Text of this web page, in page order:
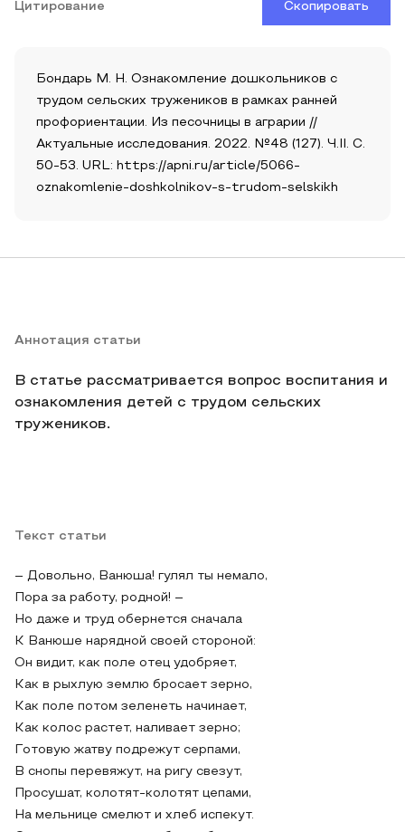
Цитирование Скопировать
Бондарь М. Н. Ознакомление дошкольников с
трудом сельских тружеников в рамках ранней
профориентации. Из песочницы в аграрии //
Актуальные исследования. 2022. №48 (127). Ч.II. С.
50-53. URL: https://apni.ru/article/5066-
oznakomlenie-doshkolnikov-s-trudom-selskikh
Аннотация статьи
В статье рассматривается вопрос воспитания и
ознакомления детей с трудом сельских
тружеников.
Текст статьи
– Довольно, Ванюша! гулял ты немало,
Пора за работу, родной! –
Но даже и труд обернется сначала
К Ванюше нарядной своей стороной:
Он видит, как поле отец удобряет,
Как в рыхлую землю бросает зерно,
Как поле потом зеленеть начинает,
Как колос растет, наливает зерно;
Готовую жатву подрежут серпами,
В снопы перевяжут, на ригу свезут,
Просушат, колотят-колотят цепами,
На мельнице смелют и хлеб испекут.